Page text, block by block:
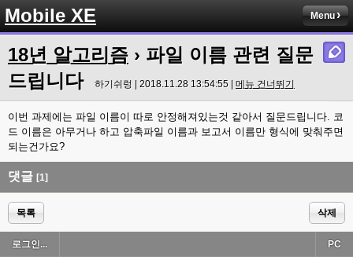
Mobile XE Menu
18년 알고리즘 › 파일 이름 관련 질문
드립니다
하기쉬렁 | 2018.11.28 13:54:55 | 메뉴 건너뛰기
이번 과제에는 파일 이름이 따로 안정해져있는것 같아서 질문드립니다. 코
드 이름은 아무거나 하고 압축파일 이름과 보고서 이름만 형식에 맞춰주면
되는건가요?
댓글 [1]
목록 삭제
로그인... PC